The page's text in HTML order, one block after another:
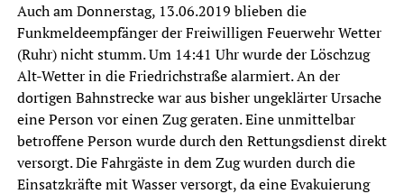
Auch am Donnerstag, 13.06.2019 blieben die
Funkmeldeempfänger der Freiwilligen Feuerwehr Wetter
(Ruhr) nicht stumm. Um 14:41 Uhr wurde der Löschzug
Alt-Wetter in die Friedrichstraße alarmiert. An der
dortigen Bahnstrecke war aus bisher ungeklärter Ursache
eine Person vor einen Zug geraten. Eine unmittelbar
betroffene Person wurde durch den Rettungsdienst direkt
versorgt. Die Fahrgäste in dem Zug wurden durch die
Einsatzkräfte mit Wasser versorgt, da eine Evakuierung